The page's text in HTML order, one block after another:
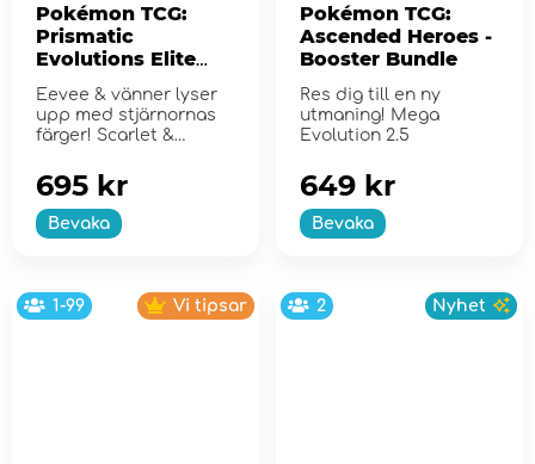
Pokémon TCG:
Prismatic
Evolutions Elite
Eevee & vänner lyser
upp med stjärnornas
färger! Scarlet &
Bevaka
695 kr
Pokémon TCG:
Ascended Heroes -
Booster Bundle
Res dig till en ny
utmaning! Mega
Evolution 2.5
Bevaka
649 kr
1-99 Vi tipsar 2 Nyhet